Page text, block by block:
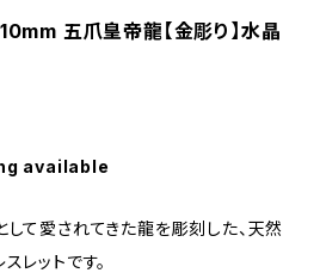
五爪皇帝龍【金彫り】水晶
available
て愛されてきた龍を彫刻した、天然
レットです。